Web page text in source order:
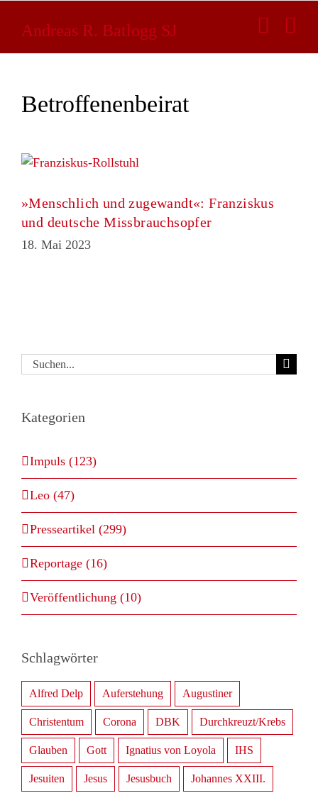
InhaltAndreas R. Batlogg SJ
Betroffenenbeirat
»Menschlich und zugewandt«: Franziskus
und deutsche Missbrauchsopfer
18. Mai 2023
Suche
Kategorien
Impuls (123)
Leo (47)
Presseartikel (299)
Reportage (16)
Veröffentlichung (10)
Schlagwörter
Alfred Delp Auferstehung Augustiner
Christentum Corona DBK Durchkreuzt/Krebs
Glauben Gott Ignatius von Loyola IHS
Jesuiten Jesus Jesusbuch Johannes XXIII.